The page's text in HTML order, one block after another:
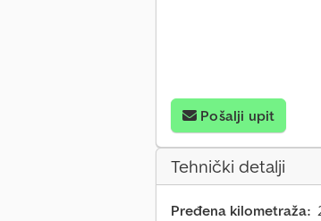
Pošalji upit
Tehnički detalji
Pređena kilometraža: